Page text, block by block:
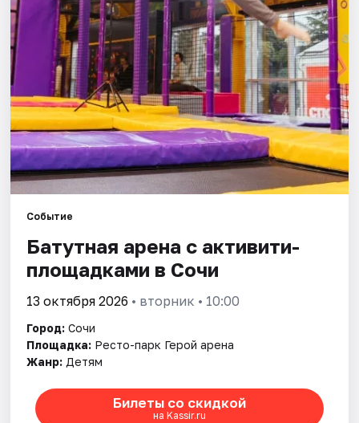
Артисты
Рейтинги
Событие
Батутная арена с активити-
площадками в Сочи
13 октября 2026 • вторник • 10:00
Город: Сочи
Площадка: Ресто-парк Герой арена
Жанр: Детям
Билеты со скидкой
на Kassir.ru